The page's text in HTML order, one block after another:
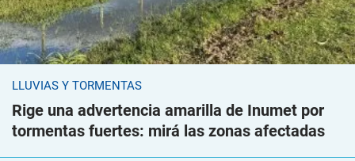
LLUVIAS Y TORMENTAS
Rige una advertencia amarilla de Inumet por
tormentas fuertes: mirá las zonas afectadas